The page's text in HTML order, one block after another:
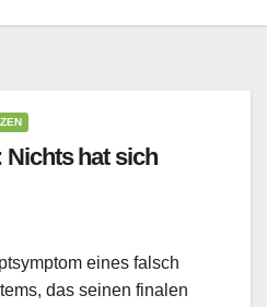
hat sich
eines falsch
das seinen finalen